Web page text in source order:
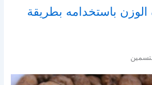
الوزن باستخدامه بطريقة